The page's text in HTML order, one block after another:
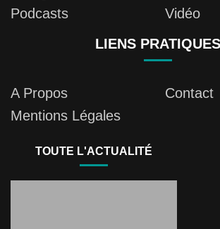
Podcasts
Vidéo
LIENS PRATIQUES
A Propos
Contact
Mentions Légales
TOUTE L'ACTUALITÉ